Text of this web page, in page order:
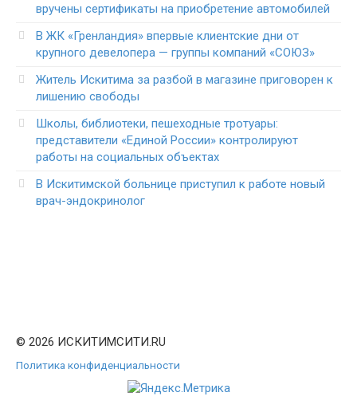
вручены сертификаты на приобретение автомобилей
В ЖК «Гренландия» впервые клиентские дни от
крупного девелопера — группы компаний «СОЮЗ»
Житель Искитима за разбой в магазине приговорен к
лишению свободы
Школы, библиотеки, пешеходные тротуары:
представители «Единой России» контролируют
работы на социальных объектах
В Искитимской больнице приступил к работе новый
врач-эндокринолог
© 2026 ИСКИТИМСИТИ.RU
Политика конфиденциальности